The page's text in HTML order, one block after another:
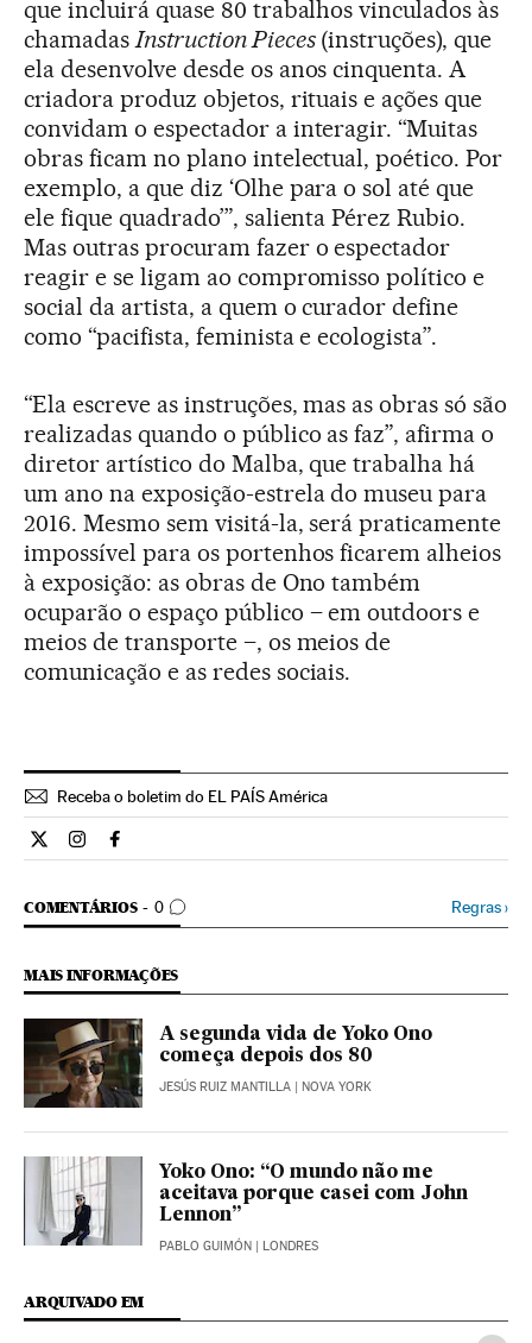
que incluirá quase 80 trabalhos vinculados às
chamadasInstruction Pieces(instruções), que
ela desenvolve desde os anos cinquenta. A
criadora produz objetos, rituais e ações que
convidam o espectador a interagir. “Muitas
obras ficam no plano intelectual, poético. Por
exemplo, a que diz ‘Olhe para o sol até que
ele fique quadrado’”, salienta Pérez Rubio.
Mas outras procuram fazer o espectador
reagir e se ligam ao compromisso político e
social da artista, a quem o curador define
como “pacifista, feminista e ecologista”.
“Ela escreve as instruções, mas as obras só são
realizadas quando o público as faz”, afirma o
diretor artístico do Malba, que trabalha há
um ano na exposição-estrela do museu para
2016. Mesmo sem visitá-la, será praticamente
impossível para os portenhos ficarem alheios
à exposição: as obras de Ono também
ocuparão o espaço público – em outdoors e
meios de transporte –, os meios de
comunicação e as redes sociais.
Receba o boletim do EL PAÍS América
Cultura El País Brasil en Twitter
Cultura El País Brasil en Instagram
Cultura El País Brasil en Facebook
COMENTÁRIOS 0
COMENTÁRIOS Regras›
MAIS INFORMAÇÕES
A segunda vida de Yoko Ono
começa depois dos 80
JESÚS RUIZ MANTILLA | NOVA YORK
Yoko Ono: “O mundo não me
aceitava porque casei com John
Lennon”
PABLO GUIMÓN | LONDRES
ARQUIVADO EM